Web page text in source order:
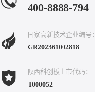
400-8888-794
国家高新技术企业编号：
GR202361002818
陕西科创板上市代码：
T000052